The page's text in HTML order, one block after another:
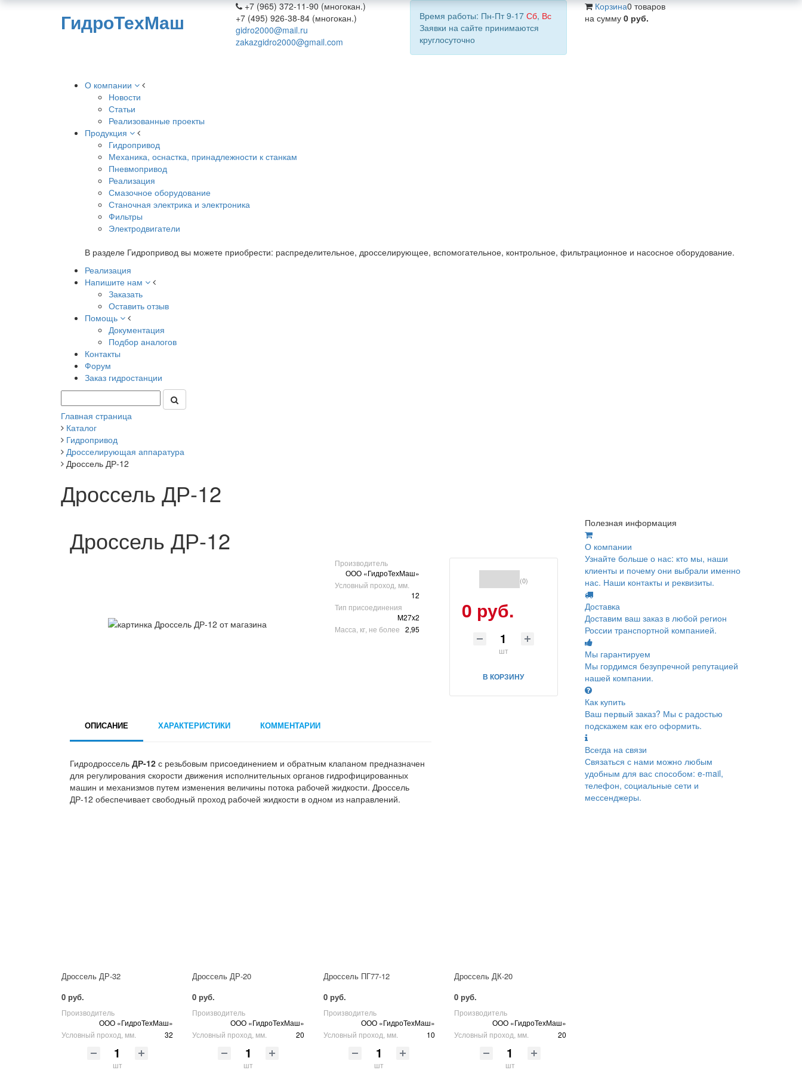
ГидроТехМаш
+7 (965) 372-11-90 (многокан.)
+7 (495) 926-38-84 (многокан.)
gidro2000@mail.ru
zakazgidro2000@gmail.com
Время работы: Пн-Пт 9-17 Сб, Вс
Заявки на сайте принимаются
круглосуточно
Корзина0 товаров
на сумму 0 руб.
О компании
Новости
Статьи
Реализованные проекты
Продукция
Гидропривод
Механика, оснастка, принадлежности к станкам
Пневмопривод
Реализация
Смазочное оборудование
Станочная электрика и электроника
Фильтры
Электродвигатели
В разделе Гидропривод вы можете приобрести: распределительное, дросселирующее, вспомогательное, контрольное, фильтрационное и насосное оборудование.
Реализация
Напишите нам
Заказать
Оставить отзыв
Помощь
Документация
Подбор аналогов
Контакты
Форум
Заказ гидростанции
Главная страница
Каталог
Гидропривод
Дросселирующая аппаратура
Дроссель ДР-12
Дроссель ДР-12
Дроссель ДР-12
Производитель
ООО «ГидроТехМаш»
Условный проход, мм.
12
Тип присоединения
M27x2
Масса, кг, не более 2,95
(0)
0 руб.
шт
В КОРЗИНУ
ОПИСАНИЕ ХАРАКТЕРИСТИКИ КОММЕНТАРИИ
Гидродроссель ДР-12 с резьбовым присоединением и обратным клапаном предназначен
для регулирования скорости движения исполнительных органов гидрофицированных
машин и механизмов путем изменения величины потока рабочей жидкости. Дроссель
ДР-12 обеспечивает свободный проход рабочей жидкости в одном из направлений.
Дроссель ДР-32
0 руб.
Производитель
ООО «ГидроТехМаш»
Условный проход, мм.
32
шт
Дроссель ДР-20
0 руб.
Производитель
ООО «ГидроТехМаш»
Условный проход, мм.
20
шт
Дроссель ПГ77-12
0 руб.
Производитель
ООО «ГидроТехМаш»
Условный проход, мм.
10
шт
Дроссель ДК-20
0 руб.
Производитель
ООО «ГидроТехМаш»
Условный проход, мм.
20
шт
Полезная информация
О компании
Узнайте больше о нас: кто мы, наши
клиенты и почему они выбрали именно
нас. Наши контакты и реквизиты.
Доставка
Доставим ваш заказ в любой регион
России транспортной компанией.
Мы гарантируем
Мы гордимся безупречной репутацией
нашей компании.
Как купить
Ваш первый заказ? Мы с радостью
подскажем как его оформить.
Всегда на связи
Связаться с нами можно любым
удобным для вас способом: e-mail,
телефон, социальные сети и
мессенджеры.